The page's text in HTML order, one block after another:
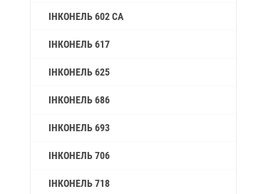
ІНКОНЕЛЬ 602 CA
ІНКОНЕЛЬ 617
ІНКОНЕЛЬ 625
ІНКОНЕЛЬ 686
ІНКОНЕЛЬ 693
ІНКОНЕЛЬ 706
ІНКОНЕЛЬ 718